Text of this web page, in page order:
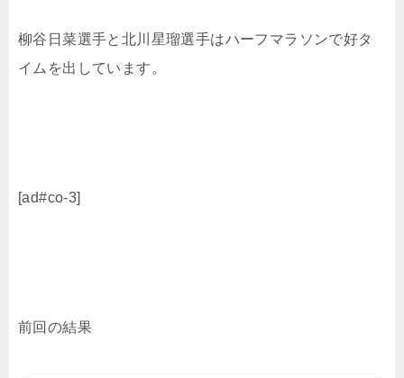
柳谷日菜選手と北川星瑠選手はハーフマラソンで好タ
イムを出しています。
[ad#co-3]
前回の結果